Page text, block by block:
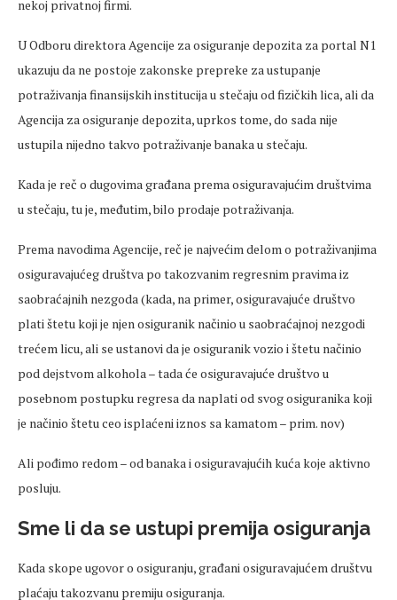
nekoj privatnoj firmi.
U Odboru direktora Agencije za osiguranje depozita za portal N1
ukazuju da ne postoje zakonske prepreke za ustupanje
potraživanja finansijskih institucija u stečaju od fizičkih lica, ali da
Agencija za osiguranje depozita, uprkos tome, do sada nije
ustupila nijedno takvo potraživanje banaka u stečaju.
Kada je reč o dugovima građana prema osiguravajućim društvima
u stečaju, tu je, međutim, bilo prodaje potraživanja.
Prema navodima Agencije, reč je najvećim delom o potraživanjima
osiguravajućeg društva po takozvanim regresnim pravima iz
saobraćajnih nezgoda (kada, na primer, osiguravajuće društvo
plati štetu koji je njen osiguranik načinio u saobraćajnoj nezgodi
trećem licu, ali se ustanovi da je osiguranik vozio i štetu načinio
pod dejstvom alkohola – tada će osiguravajuće društvo u
posebnom postupku regresa da naplati od svog osiguranika koji
je načinio štetu ceo isplaćeni iznos sa kamatom – prim. nov)
Ali pođimo redom – od banaka i osiguravajućih kuća koje aktivno
posluju.
Sme li da se ustupi premija osiguranja
Kada skope ugovor o osiguranju, građani osiguravajućem društvu
plaćaju takozvanu premiju osiguranja.